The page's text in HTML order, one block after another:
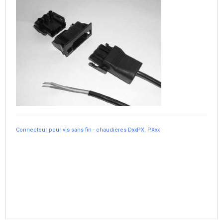
Connecteur pour vis sans fin - chaudières DxxPX, PXxx